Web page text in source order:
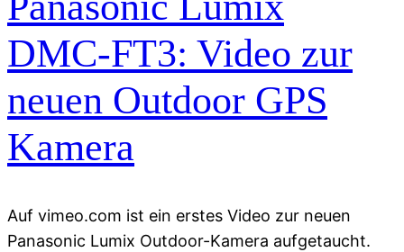
DMC-FT3: Video zur
neuen Outdoor GPS
Kamera
Auf vimeo.com ist ein erstes Video zur neuen
Panasonic Lumix Outdoor-Kamera aufgetaucht.